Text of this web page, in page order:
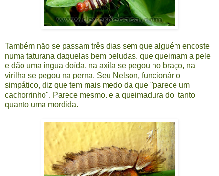
Também não se passam três dias sem que alguém encoste
numa taturana daquelas bem peludas, que queimam a pele
e dão uma íngua doída, na axila se pegou no braço, na
virilha se pegou na perna. Seu Nelson, funcionário
simpático, diz que tem mais medo da que "parece um
cachorrinho". Parece mesmo, e a queimadura doi tanto
quanto uma mordida.